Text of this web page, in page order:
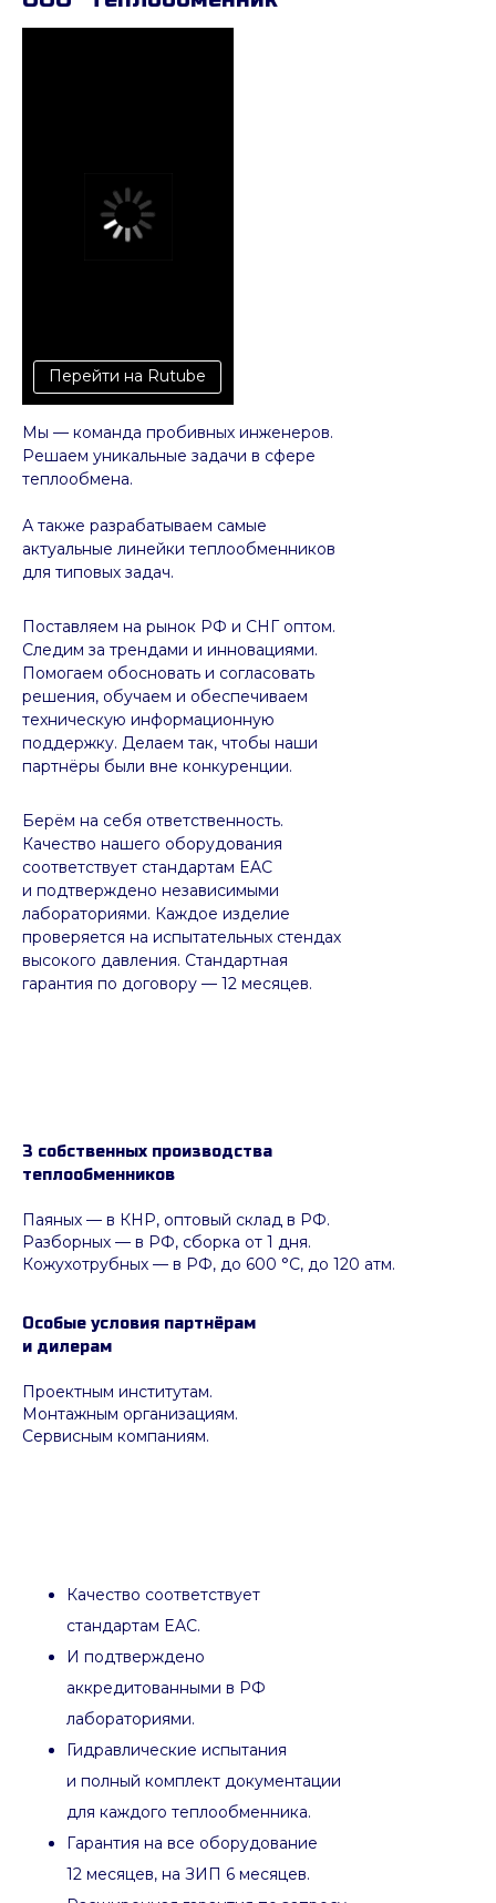
Мы — команда пробивных инженеров.
Решаем уникальные задачи в сфере
теплообмена.
А также разрабатываем самые
актуальные линейки теплообменников
для типовых задач.
Берём на себя ответственность.
Качество нашего оборудования
соответствует стандартам EAC
и подтверждено независимыми
лабораториями. Каждое изделие
проверяется на испытательных стендах
высокого давления. Стандартная
гарантия по договору — 12 месяцев.
Поставляем на рынок РФ и СНГ оптом.
Следим за трендами и инновациями.
Помогаем обосновать и согласовать
решения, обучаем и обеспечиваем
техническую информационную
поддержку. Делаем так, чтобы наши
партнёры были вне конкуренции.
Перейти на Rutube
3 собственных производства
теплообменников
Паяных — в КНР, оптовый склад в РФ.
Разборных — в РФ, сборка от 1 дня.
Кожухотрубных — в РФ, до 600 °C, до 120 атм.
Особые условия партнёрам
и дилерам
Проектным институтам.
Монтажным организациям.
Сервисным компаниям.
Качество соответствует
стандартам EAC.
И подтверждено
аккредитованными в РФ
лабораториями.
Гидравлические испытания
и полный комплект документации
для каждого теплообменника.
Гарантия на все оборудование
12 месяцев, на ЗИП 6 месяцев.